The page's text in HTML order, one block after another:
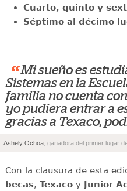
Cuarto, quinto y
Séptimo al décimo
“ Mi sueño es
Sistemas en la
familia no cuenta
yo pudiera entrar a
gracias a Texaco,
Ashely Ochoa , ganadora del primer lugar
Con la clausura de esta
becas, Texacoy Junior